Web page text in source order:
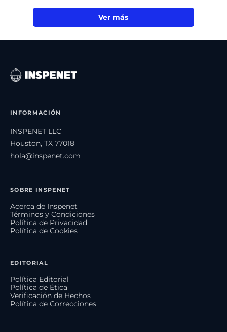
Ver más
INFORMACIÓN
INSPENET LLC
Houston, TX 77018
hola@inspenet.com
SOBRE INSPENET
Acerca de Inspenet
Términos y Condiciones
Política de Privacidad
Política de Cookies
EDITORIAL
Política Editorial
Política de Ética
Verificación de Hechos
Política de Correcciones